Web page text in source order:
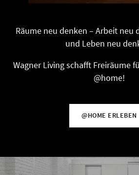
Räume neu denken – Arbeit neu
und Leben neu
Wagner Living schafft Freiräume
@home!
@HOME ERLEBEN